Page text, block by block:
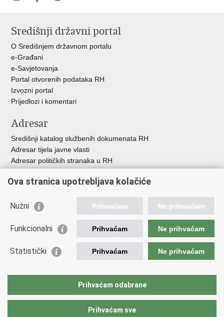
FacebookuTwitteru
Središnji državni portal
O Središnjem državnom portalu
e-Građani
e-Savjetovanja
Portal otvorenih podataka RH
Izvozni portal
Prijedlozi i komentari
Adresar
Središnji katalog službenih dokumenata RH
Adresar tijela javne vlasti
Adresar političkih stranaka u RH
Besplatni telefoni javne uprave
Važne poveznice
Vlada Republike Hrvatske
Europska komisija
Taxation and Customs Union
Ova stranica upotrebljava kolačiće
Nužni Prihvaćam Ne prihvaćam
Funkcionalni Prihvaćam Ne prihvaćam
Statistički Prihvaćam Ne prihvaćam
Prihvaćam odabrane
Prihvaćam sve